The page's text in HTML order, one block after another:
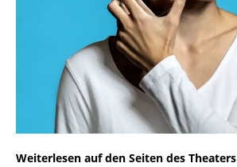
Weiterlesen auf den Seiten des Theaters